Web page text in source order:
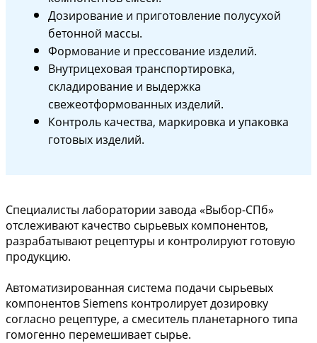
Дозирование и приготовление полусухой
бетонной массы.
Формование и прессование изделий.
Внутрицеховая транспортировка,
складирование и выдержка
свежеотформованных изделий.
Контроль качества, маркировка и упаковка
готовых изделий.
Специалисты лаборатории завода «Выбор-СПб»
отслеживают качество сырьевых компонентов,
разрабатывают рецептуры и контролируют готовую
продукцию.
Автоматизированная система подачи сырьевых
компонентов Siemens контролирует дозировку
согласно рецептуре, а смеситель планетарного типа
гомогенно перемешивает сырье.